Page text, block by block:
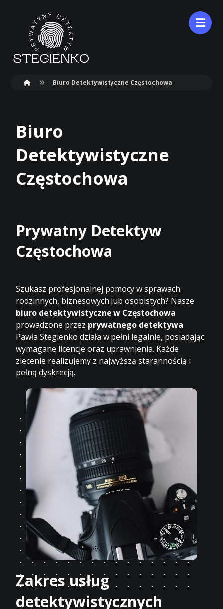
Biuro Detektywistyczne Częstochowa
Biuro
Detektywistyczne
Częstochowa
Prywatny Detektyw
Częstochowa
Szukasz profesjonalnej pomocy w sprawach
rodzinnych, biznesowych lub osobistych? Nasze
biuro detektywistyczne w Częstochowa
prowadzone przez prywatnego detektywa
Pawła Stegienko działa w pełni legalnie, posiadając
wymagane licencje oraz uprawnienia. Każde
zlecenie realizujemy z najwyższą starannością i
pełną dyskrecją.
Zakres usług
detektywistycznych